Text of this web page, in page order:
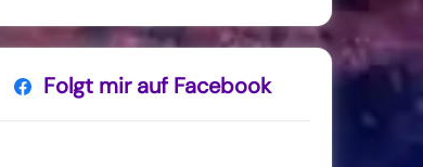
Folgt mir auf Facebook